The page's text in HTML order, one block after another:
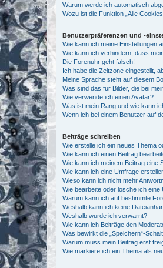
Warum werde ich automatisch
Wozu ist die Funktion „Alle
Benutzerpräferenzen und -
Wie kann ich meine Einstellungen
Wie kann ich verhindern, dass
Die Forenuhr geht falsch!
Ich habe die Zeitzone eingestellt,
Meine Sprache steht auf diesem
Was sind das für Bilder, die bei
Wie verwende ich einen Avatar?
Was ist mein Rang und wie kann
Wenn ich bei einem Benutzer auf
Beiträge schreiben
Wie erstelle ich ein neues Thema
Wie kann ich einen Beitrag
Wie kann ich meinem Beitrag eine
Wie kann ich eine Umfrage
Wieso kann ich nicht mehr
Wie bearbeite oder lösche ich eine
Warum kann ich auf bestimmte
Weshalb kann ich keine
Weshalb wurde ich verwarnt?
Wie kann ich Beiträge den
Was bewirkt die „Speichern“-
Warum muss mein Beitrag erst
Wie markiere ich ein Thema als